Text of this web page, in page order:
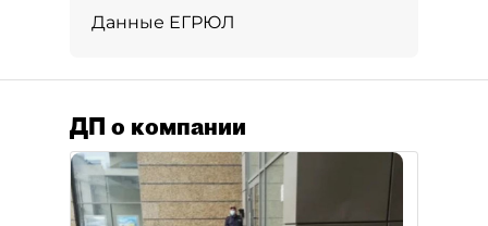
Данные ЕГРЮЛ
ДП о компании